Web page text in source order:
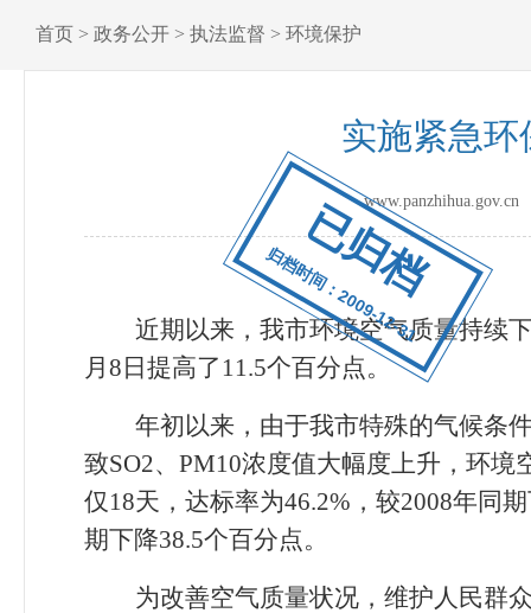
已归档
归档时间：2009-12-31
首页 > 政务公开 > 执法监督 > 环境保护
实施紧急环
近期以来，我市环境空气质量持续
月 8 日提高了 11.5个百分点。
年初以来，由于我市特殊的气候条
致SO2、 PM10浓度值大幅度上升，环境
仅 18天，达标率为46.2% ，较2008年同
期下降38.5个百分点。
为改善空气质量状况，维护人民群